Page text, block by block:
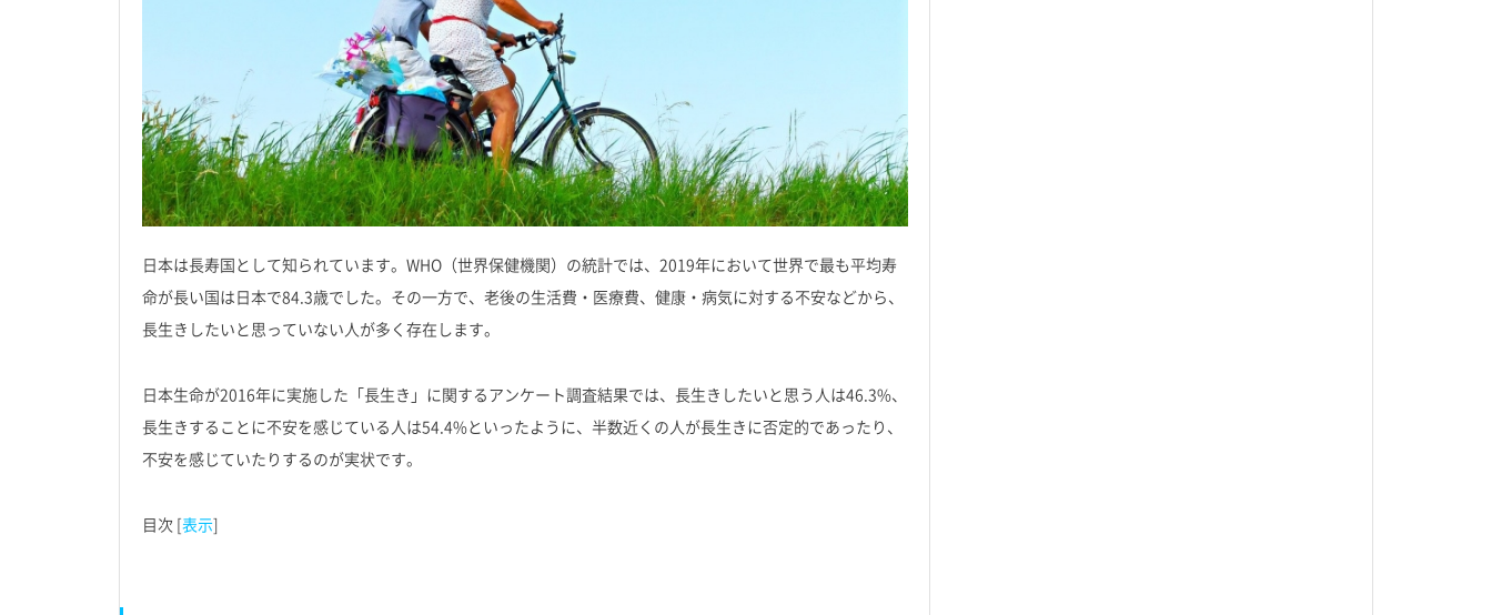
日本は長寿国として知られています。WHO（世界保健機関）の統計では、2019年において世界で最も平均寿
命が長い国は日本で84.3歳でした。その一方で、老後の生活費・医療費、健康・病気に対する不安などから、
長生きしたいと思っていない人が多く存在します。
日本生命が2016年に実施した「長生き」に関するアンケート調査結果では、長生きしたいと思う人は46.3%、
長生きすることに不安を感じている人は54.4%といったように、半数近くの人が長生きに否定的であったり、
不安を感じていたりするのが実状です。
目次 [表示]